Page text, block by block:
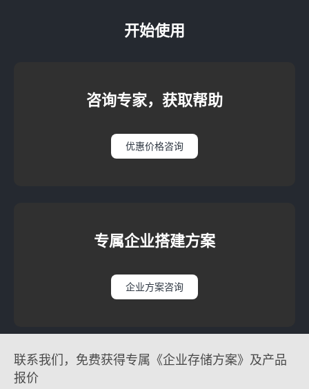
开始使用
咨询专家，获取帮助
优惠价格咨询
专属企业搭建方案
企业方案咨询
联系我们，免费获得专属《企业存储方案》及产品
报价